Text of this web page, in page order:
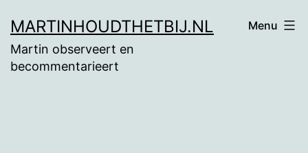
naar
de
MARTINHOUDTHETBIJ.NL
Martin observeert en
becommentarieert
Menu